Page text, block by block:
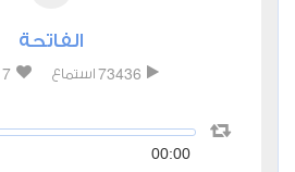
الفاتحة
73436 استماع 7
00:00